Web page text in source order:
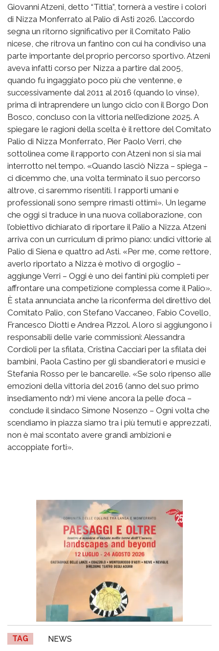
Giovanni Atzeni, detto “Tittia”, tornerà a vestire i colori
di Nizza Monferrato al Palio di Asti 2026. L’accordo
segna un ritorno significativo per il Comitato Palio
nicese, che ritrova un fantino con cui ha condiviso una
parte importante del proprio percorso sportivo. Atzeni
aveva infatti corso per Nizza a partire dal 2005,
quando fu ingaggiato poco più che ventenne, e
successivamente dal 2011 al 2016 (quando lo vinse),
prima di intraprendere un lungo ciclo con il Borgo Don
Bosco, concluso con la vittoria nell’edizione 2025. A
spiegare le ragioni della scelta è il rettore del Comitato
Palio di Nizza Monferrato, Pier Paolo Verri, che
sottolinea come il rapporto con Atzeni non si sia mai
interrotto nel tempo. «Quando lasciò Nizza – spiega –
ci dicemmo che, una volta terminato il suo percorso
altrove, ci saremmo risentiti. I rapporti umani e
professionali sono sempre rimasti ottimi». Un legame
che oggi si traduce in una nuova collaborazione, con
l’obiettivo dichiarato di riportare il Palio a Nizza. Atzeni
arriva con un curriculum di primo piano: undici vittorie al
Palio di Siena e quattro ad Asti. «Per me, come rettore,
averlo riportato a Nizza è motivo di orgoglio –
aggiunge Verri – Oggi è uno dei fantini più completi per
affrontare una competizione complessa come il Palio».
È stata annunciata anche la riconferma del direttivo del
Comitato Palio, con Stefano Vaccaneo, Fabio Covello,
Francesco Diotti e Andrea Pizzol. A loro si aggiungono i
responsabili delle varie commissioni: Alessandra
Cordioli per la sfilata, Cristina Cacciari per la sfilata dei
bambini, Paola Castino per gli sbandieratori e musici e
Stefania Rosso per le bancarelle. «Se solo ripenso alle
emozioni della vittoria del 2016 (anno del suo primo
insediamento ndr) mi viene ancora la pelle d’oca –
conclude il sindaco Simone Nosenzo – Ogni volta che
scendiamo in piazza siamo tra i più temuti e apprezzati,
non è mai scontato avere grandi ambizioni e
accoppiate forti».
TAG NEWS